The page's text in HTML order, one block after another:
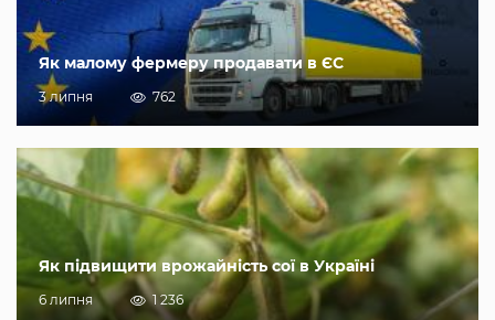
Як малому фермеру продавати в ЄС
3 липня 762
Як підвищити врожайність сої в Україні
6 липня 1 236